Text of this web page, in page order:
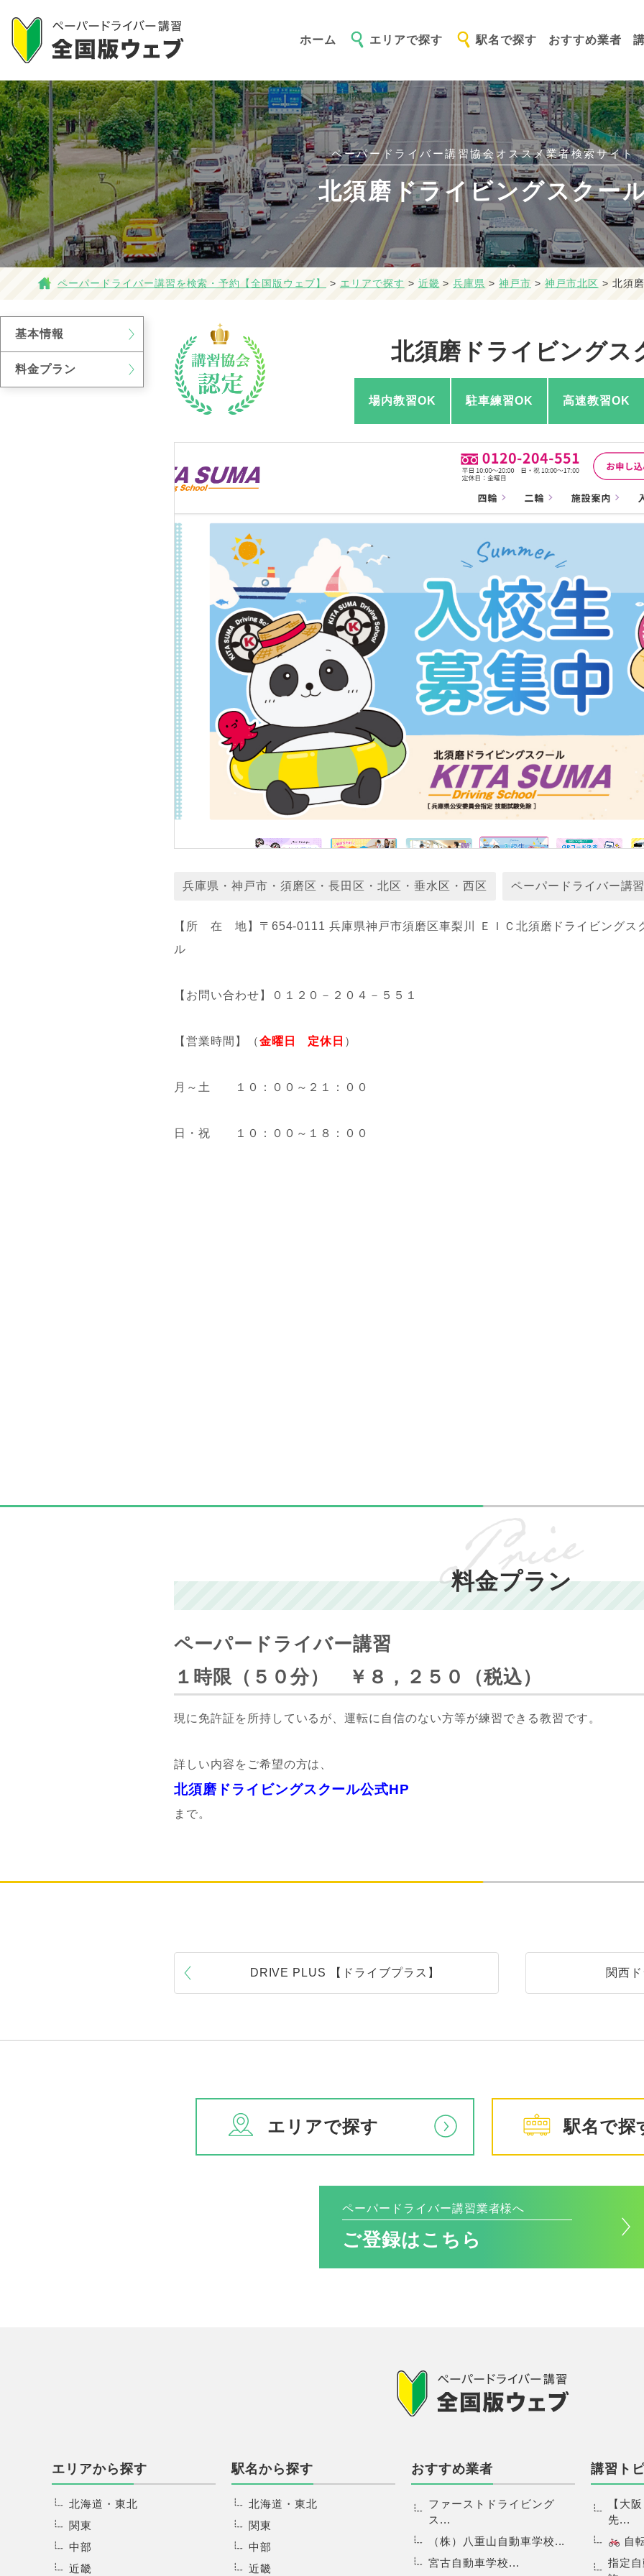
ホーム エリアで探す 駅名で探す おすすめ業者
ペーパードライバー講習協会オススメ業者検索サイト
北須磨ドライビングスクー
ペーパードライバー講習を検索・予約【全国版ウェブ】 > エリアで探す > 近畿 >兵庫県 >神戸市 > 神戸市北区 > 北須
基本情報
料金プラン
北須磨ドライビングス
場内教習OK 駐車練習OK 高速教習OK
兵庫県・神戸市・須磨区・長田区・北区・垂水区・西区 ペーパードライバー講
【所 在 地】〒654-0111 兵庫県神戸市須磨区車梨川 ＥＩＣ北須磨ドライビングス
ル
【お問い合わせ】０１２０－２０４－５５１
【営業時間】（金曜日 定休日 ）
月～土 １０：００～２１：００
日・祝 １０：００～１８：００
料金プラン
ペーパードライバー講習
１時限（５０分） ￥８，２５０（税込）
現に免許証を所持しているが、運転に自信のない方等が練習できる教習です。
詳しい内容をご希望の方は、
北須磨ドライビングスクール公式HP
まで。
DRIVE PLUS 【ドライブプラス】 関西
エリアで探す 駅名で探
ペーパードライバー講習業者様へ
ご登録はこちら
エリアから探す
北海道・東北
関東
中部
近畿
駅名から探す
北海道・東北
関東
中部
近畿
おすすめ業者
ファーストドライビング
ス...
（株）八重山自動車学校...
宮古自動車学校...
講習ト
【大
先...
自
指定